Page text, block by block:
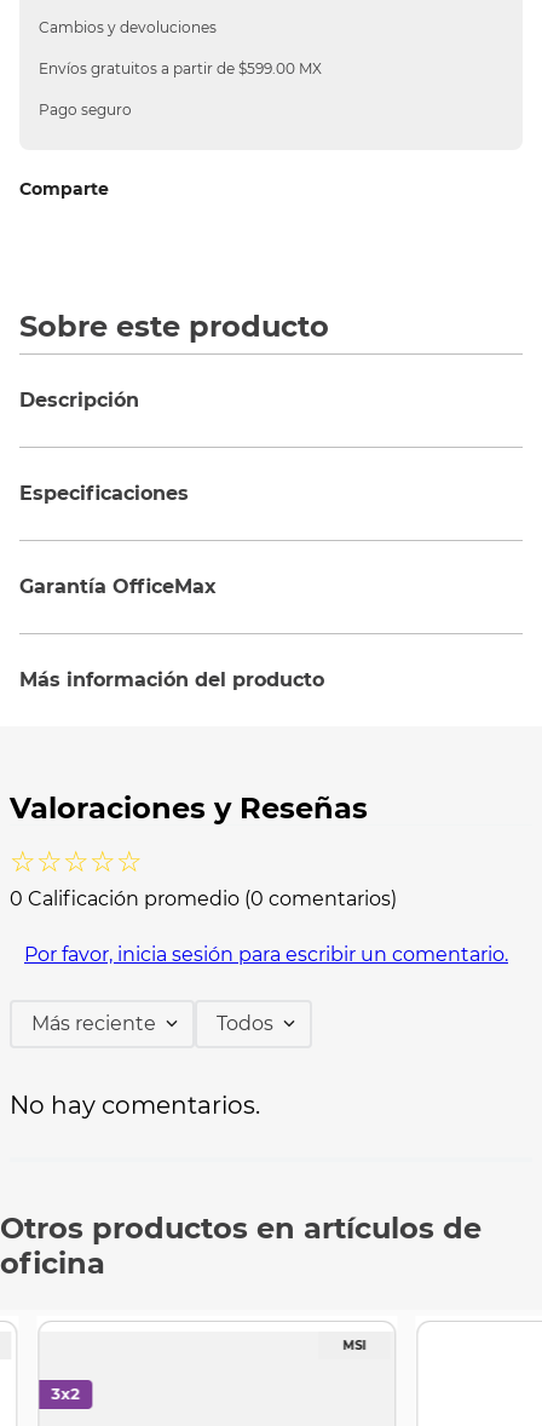
Cambios y devoluciones
Envíos gratuitos a partir de $599.00 MX
Pago seguro
Comparte
Sobre este producto
Descripción
Especificaciones
Garantía OfficeMax
Más información del producto
☆☆☆☆☆
0 Calificación promedio (0 comentarios)
Por favor, inicia sesión para escribir un comentario.
Más reciente Todos
No hay comentarios.
Otros productos en artículos de
oficina